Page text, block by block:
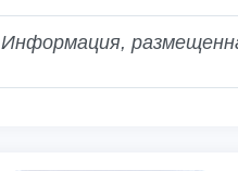
Информация,